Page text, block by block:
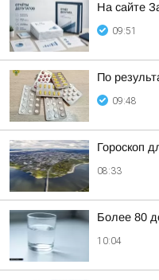
На сайте
09:51
По
09:48
Гороскоп
08:33
Более 80
10:04